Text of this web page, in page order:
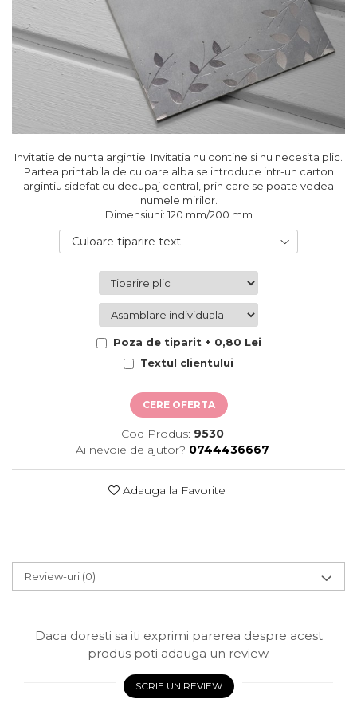
Pungi si cutii prajituri
Sticle si borcane
Cutii flori de hartie
Cutii flori de sapun
Cutii flori mixte
Cutii LUX
Aranjamente tematice
2025 Craciun
2021 Crăciun
2022 Crăciun
Buchete extravagante
HOME & OFFICE Deco
Invitatie de nunta argintie. Invitatia nu contine si nu necesita plic.
Partea printabila de culoare alba se introduce intr-un carton
argintiu sidefat cu decupaj central, prin care se poate vedea
numele mirilor.
Dimensiuni: 120 mm/200 mm
Culoare tiparire text
Poza de tiparit + 0,80 Lei
Textul clientului
CERE OFERTA
Cod Produs: 9530
Ai nevoie de ajutor? 0744436667
Adauga la Favorite
Review-uri (0)
Daca doresti sa iti exprimi parerea despre acest
produs poti adauga un review.
SCRIE UN REVIEW